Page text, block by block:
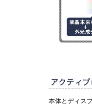
本体とディス